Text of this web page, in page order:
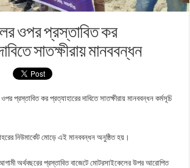
ওপর প্রস্তাবিত কর
সাতক্ষীরায় মানববন্ধন
প্রস্তাবিত কর প্রত্যাহারের দাবিতে সাতক্ষীরায় মানববন্ধন কর্মসূচি
নিউমার্কেট মোড়ে এই মানববন্ধন অনুষ্ঠিত হয়।
অর্থবছরের প্রস্তাবিত বাজেটে মোটরসাইকেলের উপর আরোপিত